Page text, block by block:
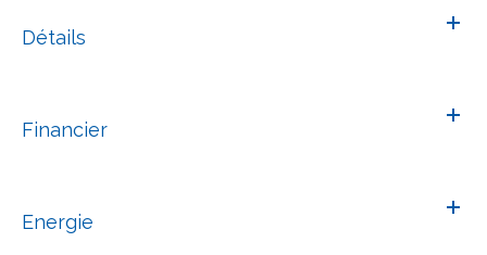
Détails
Financier
Energie